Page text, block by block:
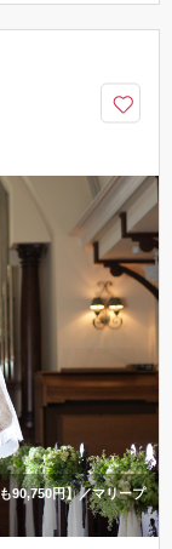
90,750円】／マリープ